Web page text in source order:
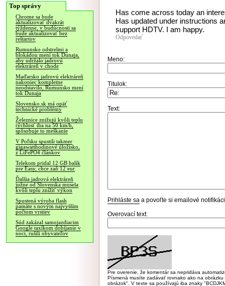
Top správy
Chrome sa bude
aktualizovať dvakrát
týždenne, v budúcnosti sa
bude aktualizovať bez
reštartov
Rumunsko odstrelmi a
blokádou mení tok Dunaja,
aby udržalo jadrovú
elektráreň v chode
Maďarsko jadrovú elektráreň
nakoniec kompletne
neodstavilo, Rumunsko mení
tok Dunaja
Slovensko.sk má opäť
technické problémy
Železnice znižujú kvôli teplu
rýchlosť iba na 50 km/h,
spôsobuje to meškanie
V Poľsku spustili takmer
gigawatthodinové úložisko,
z LiFePO4 článkov
Telekom pridal 12 GB balík
pre Easy, chce zaň 12 eur
Ďalšia jadrová elektráreň
južne od Slovenska musela
kvôli teplu znížiť výkon
Spustená výroba flash
pamäte s novým najvyšším
počtom vrstiev
Súd zakázal samojazdiacim
Google taxíkom dobíjanie v
noci, rušili obyvateľov
Has come across today an
Has updated under instructions
support HDTV. I am happy.
Odpovedať
Meno:
Titulok:
Text:
Prihláste sa a povoľte si emailové
Overovací text:
Pre overenie, že komentár sa nepridáva
Písmená musíte zadávať rovnako ako na
obrázok". V texte sa používajú iba znaky